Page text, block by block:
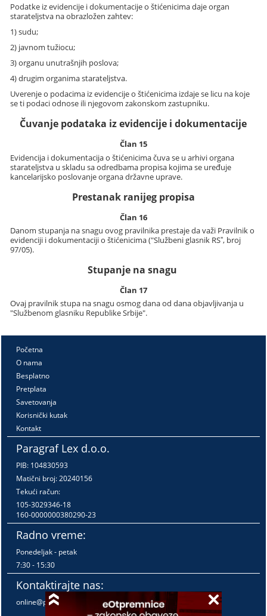
Podatke iz evidencije i dokumentacije o štićenicima daje organ
starateljstva na obrazložen zahtev:
1) sudu;
2) javnom tužiocu;
3) organu unutrašnjih poslova;
4) drugim organima starateljstva.
Uverenje o podacima iz evidencije o štićenicima izdaje se licu na koje
se ti podaci odnose ili njegovom zakonskom zastupniku.
Čuvanje podataka iz evidencije i dokumentacije
Član 15
Evidencija i dokumentacija o štićenicima čuva se u arhivi organa
starateljstva u skladu sa odredbama propisa kojima se uređuje
kancelarijsko poslovanje organa državne uprave.
Prestanak ranijeg propisa
Član 16
Danom stupanja na snagu ovog pravilnika prestaje da važi Pravilnik o
evidenciji i dokumentaciji o štićenicima ("Službeni glasnik RSˮ, broj
97/05).
Stupanje na snagu
Član 17
Ovaj pravilnik stupa na snagu osmog dana od dana objavljivanja u
"Službenom glasniku Republike Srbije".
Početna
O nama
Besplatno
Pretplata
Savetovanja
Korisnički kutak
Kontakt
Paragraf Lex d.o.o.
PIB: 104830593
Matični broj: 20240156
Tekući račun:
105-3029346-18
160-0000000380290-23
Radno vreme:
Ponedeljak - petak
7:30 - 15:30
Kontaktirajte nas:
online@paragraf.rs